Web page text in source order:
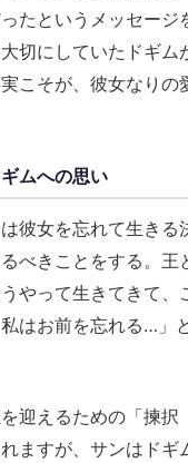
たというメッセージ
切にしていたドギム
こそが、彼女なりの
ムへの思い
彼女を忘れて生きる
べきことをする。王
やって生きてきて、
はお前を忘れる…」
迎えるための「揀択
ますが、サンはドギ